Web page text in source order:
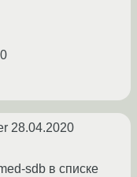
28.04.2020
sdb в списке